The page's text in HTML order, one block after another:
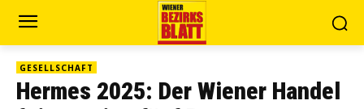
GESELLSCHAFT
Hermes 2025: Der Wiener Handel